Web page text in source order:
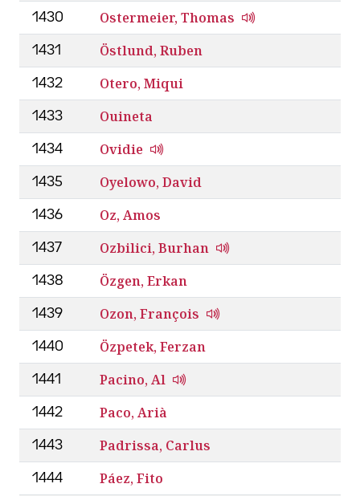
1430 Ostermeier, Thomas
1431 Östlund, Ruben
1432 Otero, Miqui
1433 Ouineta
1434 Ovidie
1435 Oyelowo, David
1436 Oz, Amos
1437 Ozbilici, Burhan
1438 Özgen, Erkan
1439 Ozon, François
1440 Özpetek, Ferzan
1441 Pacino, Al
1442 Paco, Arià
1443 Padrissa, Carlus
1444 Páez, Fito